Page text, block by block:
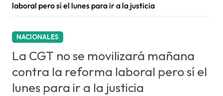
laboral pero sí el lunes para ir a la justicia
NACIONALES
La CGT no se movilizará mañana
contra la reforma laboral pero sí el
lunes para ir a la justicia